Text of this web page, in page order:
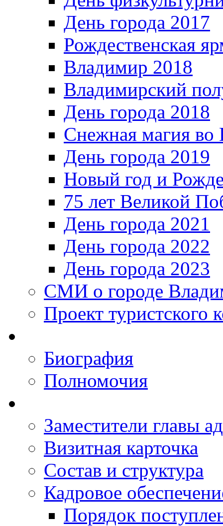
День города 2017
Рождественская
Владимир 2018
Владимирский
День города 2018
Снежная магия во
День города 2019
Новый год и
75 лет Великой
День города 2021
День города 2022
День города 2023
СМИ о городе
Проект туристского
Биография
Полномочия
Заместители главы
Визитная карточка
Состав и структура
Кадровое
Порядок